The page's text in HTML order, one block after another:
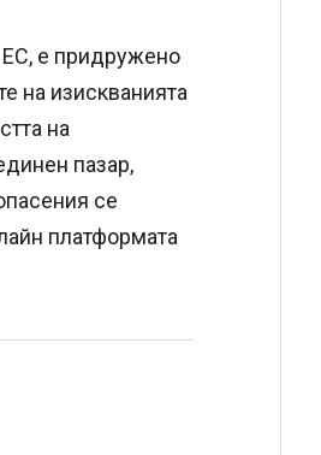
ЕС, е придружено
на изискванията
на
пазар,
се
платформата